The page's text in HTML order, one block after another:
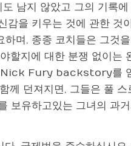
남지 않았고 그의 기록
감을 키우는 것에 관한 것
며, 종종 코치들은 그것
할지에 대한 분쟁 없이는
Nick Fury backstory를
던져지면, 그들은 풀 스
보유하고있는 그녀의 과